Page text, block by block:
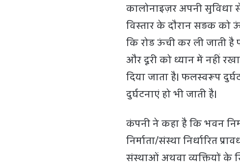
कालोनाइज़र अपनी
विस्तार के दौरान सड़क को
कि रोड ऊंची कर ली जाती है
और दूरी को ध्यान में नहीं
दिया जाता है। फलस्वरूप
दुर्घटनाएं हो भी जाती है।
कंपनी ने कहा है कि भवन
निर्माता/संस्था निर्धारित
संस्थाओं अथवा व्यक्तियों के